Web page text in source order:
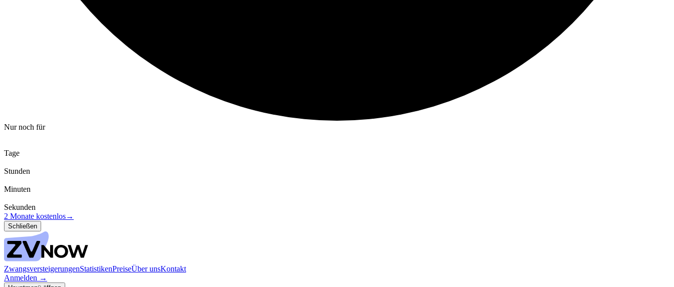
Nur noch für
Tage
Stunden
Minuten
Sekunden
2 Monate kostenlos→
Schließen
ZwangsversteigerungenStatistikenPreiseÜber unsKontakt
Anmelden →